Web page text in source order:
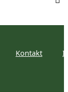
Kontakt